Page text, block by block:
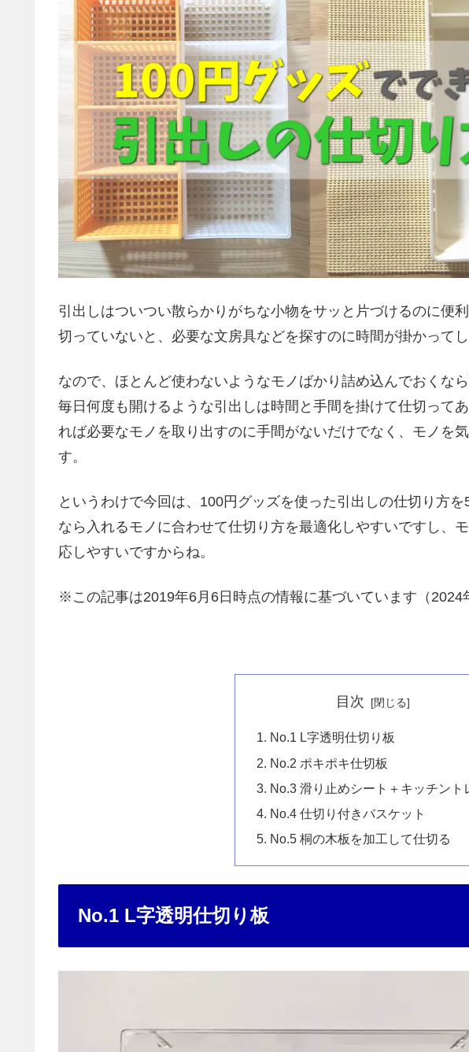
引出しはついつい散らかりがちな小物をサッと片づけるのに便
切っていないと、必要な文房具などを探すのに時間が掛かってし
なので、ほとんど使わないようなモノばかり詰め込んでおくな
毎日何度も開けるような引出しは時間と手間を掛けて仕切って
れば必要なモノを取り出すのに手間がないだけでなく、モノを
す。
というわけで今回は、100円グッズを使った引出しの仕切り方
なら入れるモノに合わせて仕切り方を最適化しやすいですし、
応しやすいですからね。
※この記事は2019年6月6日時点の情報に基づいています（2024
目次
No.1 L字透明仕切り板
No.2 ポキポキ仕切板
No.3 滑り止めシート＋キッチント
No.4 仕切り付きバスケット
No.5 桐の木板を加工して仕切る
No.1 L字透明仕切り板